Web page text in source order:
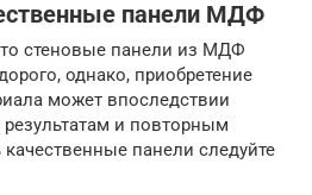
панели МДФ
стеновые панели из МДФ
однако, приобретение
может впоследствии
и повторным
панели следуйте